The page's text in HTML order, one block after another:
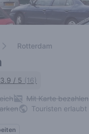
Rotterdam
3.9 / 5 (16)
Mit Karte bezahlen
Touristen erlaubt